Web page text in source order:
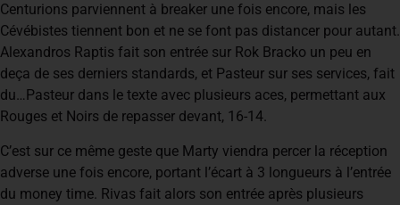
Centurions parviennent à breaker une fois encore, mais les
Cévébistes tiennent bon et ne se font pas distancer pour autant.
Alexandros Raptis fait son entrée sur Rok Bracko un peu en
deça de ses derniers standards, et Pasteur sur ses services, fait
du…Pasteur dans le texte avec plusieurs aces, permettant aux
Rouges et Noirs de repasser devant, 16-14.
C’est sur ce même geste que Marty viendra percer la réception
adverse une fois encore, portant l’écart à 3 longueurs à l’entrée
du money time. Rivas fait alors son entrée après plusieurs